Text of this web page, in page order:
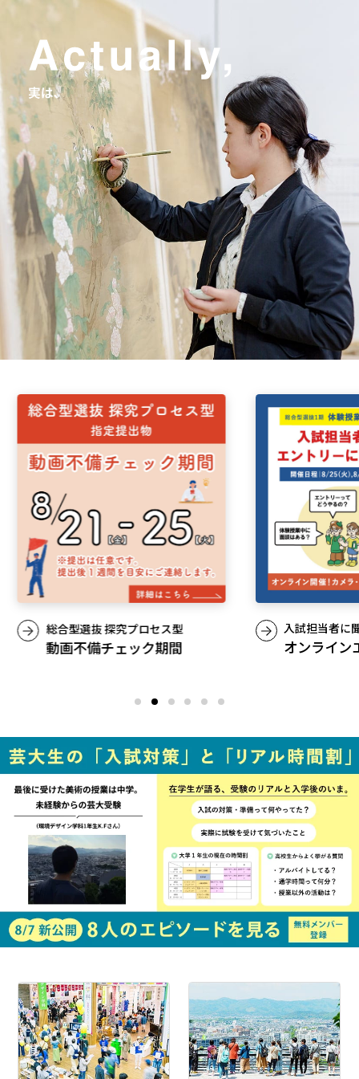
高校生・受験生の方
卒業生の方 企業の方
大学概要
学部学科
大学院
教育・社会連携
学生生活・就職
English
简体字 繁体字
藝術学舎（公開講座）
入試担当者に聞く！
オンラインエントリー相談会
お家でも・大
が選べる